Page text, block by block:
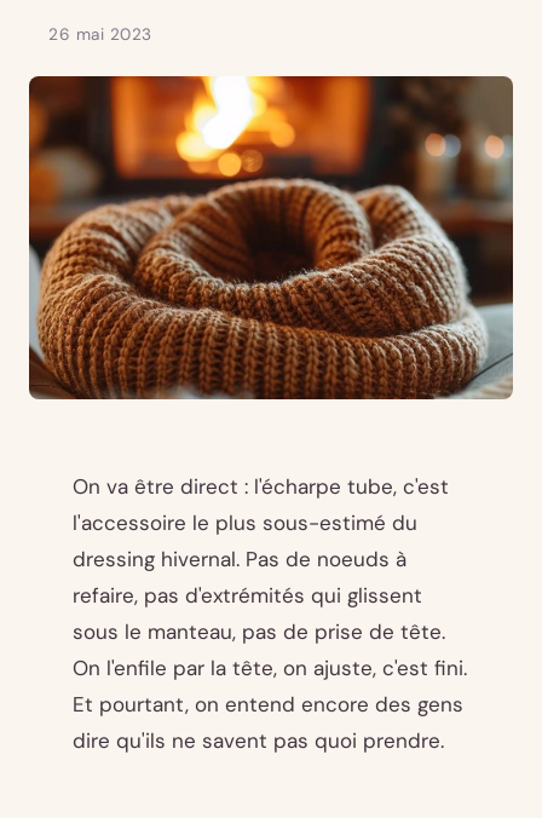
26 mai 2023
On va être direct : l'écharpe tube, c'est
l'accessoire le plus sous-estimé du
dressing hivernal. Pas de noeuds à
refaire, pas d'extrémités qui glissent
sous le manteau, pas de prise de tête.
On l'enfile par la tête, on ajuste, c'est fini.
Et pourtant, on entend encore des gens
dire qu'ils ne savent pas quoi prendre.